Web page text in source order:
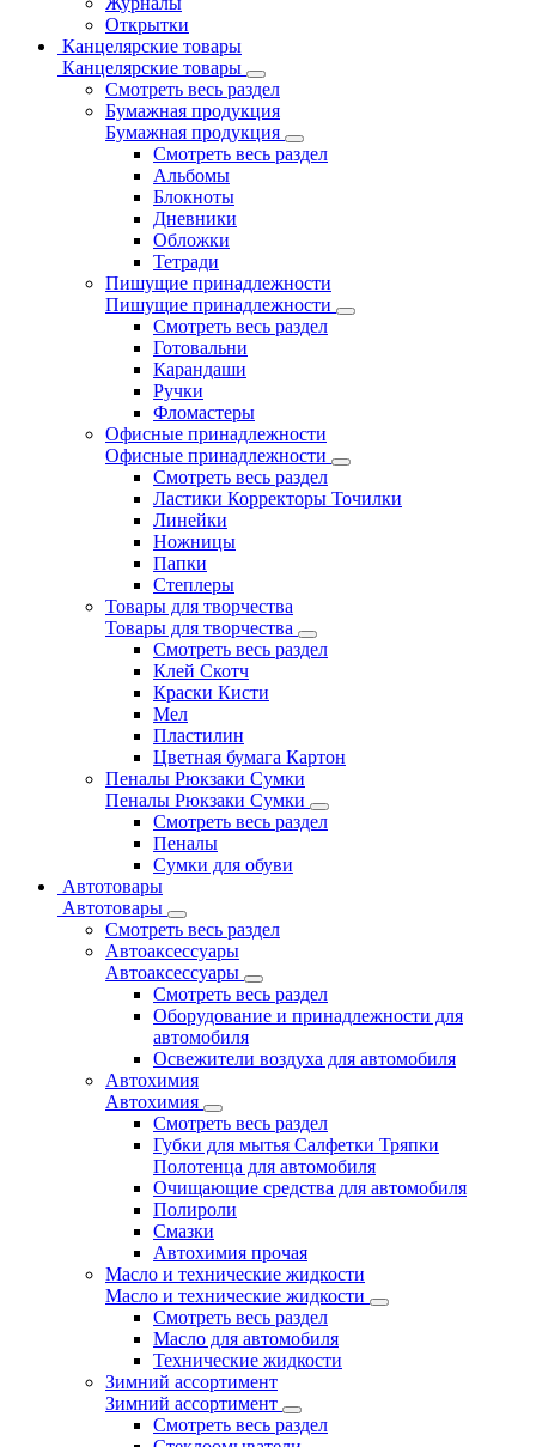
Открытки
Канцелярские товары
Канцелярские товары
Смотреть весь раздел
Бумажная продукция
Бумажная продукция
Смотреть весь раздел
Альбомы
Блокноты
Дневники
Обложки
Тетради
Пишущие принадлежности
Пишущие принадлежности
Смотреть весь раздел
Готовальни
Карандаши
Ручки
Фломастеры
Офисные принадлежности
Офисные принадлежности
Смотреть весь раздел
Ластики Корректоры Точилки
Линейки
Ножницы
Папки
Степлеры
Товары для творчества
Товары для творчества
Смотреть весь раздел
Клей Скотч
Краски Кисти
Мел
Пластилин
Цветная бумага Картон
Пеналы Рюкзаки Сумки
Пеналы Рюкзаки Сумки
Смотреть весь раздел
Пеналы
Сумки для обуви
Автотовары
Автотовары
Смотреть весь раздел
Автоаксессуары
Автоаксессуары
Смотреть весь раздел
Оборудование и принадлежности для
автомобиля
Освежители воздуха для автомобиля
Автохимия
Автохимия
Смотреть весь раздел
Губки для мытья Салфетки Тряпки
Полотенца для автомобиля
Очищающие средства для автомобиля
Полироли
Смазки
Автохимия прочая
Масло и технические жидкости
Масло и технические жидкости
Смотреть весь раздел
Масло для автомобиля
Технические жидкости
Зимний ассортимент
Зимний ассортимент
Смотреть весь раздел